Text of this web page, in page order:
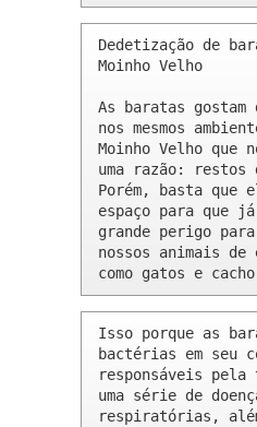
Dedetização de
Moinho Velho
As baratas
nos mesmos
Moinho Velho que
uma razão: restos
Porém, basta que
espaço para que já
grande perigo
nossos animais
como gatos e
Isso porque as
bactérias em seu
responsáveis pela
uma série de
respiratórias,